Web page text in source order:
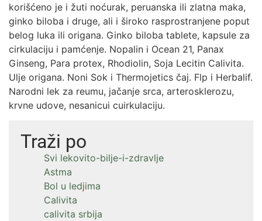
Traži po
Svi lekovito-bilje-i-zdravlje
Astma
Bol u ledjima
Calivita
calivita srbija
korišćeno je i žuti noćurak, peruanska ili zlatna maka,
ginko biloba i druge, ali i široko rasprostranjene poput
belog luka ili origana. Ginko biloba tablete, kapsule za
cirkulaciju i pamćenje. Nopalin i Ocean 21, Panax
Ginseng, Para protex, Rhodiolin, Soja Lecitin Calivita.
Ulje origana. Noni Sok i Thermojetics čaj. Flp i Herbalif.
Narodni lek za reumu, jačanje srca, arterosklerozu,
krvne udove, nesanicui cuirkulaciju.